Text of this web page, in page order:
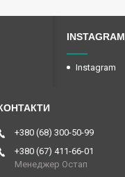
INSTAGRAM
Instagram
+380 (68) 300-50-99
+380 (67) 411-66-01
Менеджер Остап